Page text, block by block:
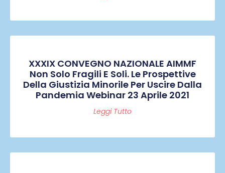
XXXIX CONVEGNO NAZIONALE AIMMF
Non Solo Fragili E Soli. Le Prospettive
Della Giustizia Minorile Per Uscire Dalla
Pandemia Webinar 23 Aprile 2021
Leggi Tutto